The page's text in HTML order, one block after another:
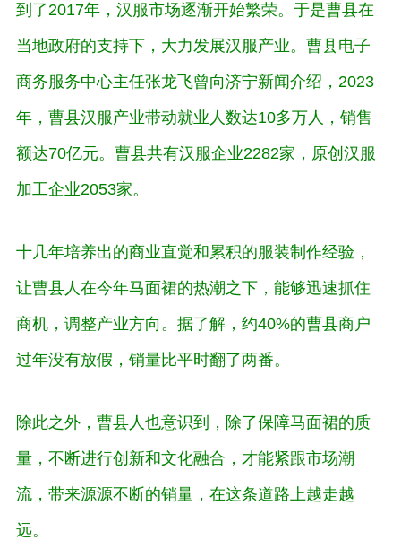
到了2017年，汉服市场逐渐开始繁荣。于是曹县在
当地政府的支持下，大力发展汉服产业。曹县电子
商务服务中心主任张龙飞曾向济宁新闻介绍，2023
年，曹县汉服产业带动就业人数达10多万人，销售
额达70亿元。曹县共有汉服企业2282家，原创汉服
加工企业2053家。
十几年培养出的商业直觉和累积的服装制作经验，
让曹县人在今年马面裙的热潮之下，能够迅速抓住
商机，调整产业方向。据了解，约40%的曹县商户
过年没有放假，销量比平时翻了两番。
除此之外，曹县人也意识到，除了保障马面裙的质
量，不断进行创新和文化融合，才能紧跟市场潮
流，带来源源不断的销量，在这条道路上越走越
远。